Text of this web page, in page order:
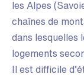
les Alpes
chaînes de
dans lesquelles
logements
Il est difficile